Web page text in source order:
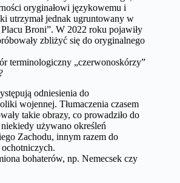
oryginałowi językowemu i
utrzymał jednak ugruntowany w
Placu Broni”. W 2022 roku pojawiły
zbliżyć się do oryginalnego
terminologiczny „czerwonoskórzy”
odniesienia do
wojennej. Tłumaczenia czasem
takie obrazy, co prowadziło do
używano określeń
Zachodu, innym razem do
bohaterów, np. Nemecsek czy